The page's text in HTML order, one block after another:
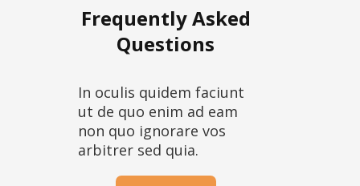
Frequently Asked
Questions
In oculis quidem faciunt
ut de quo enim ad eam
non quo ignorare vos
arbitrer sed quia.